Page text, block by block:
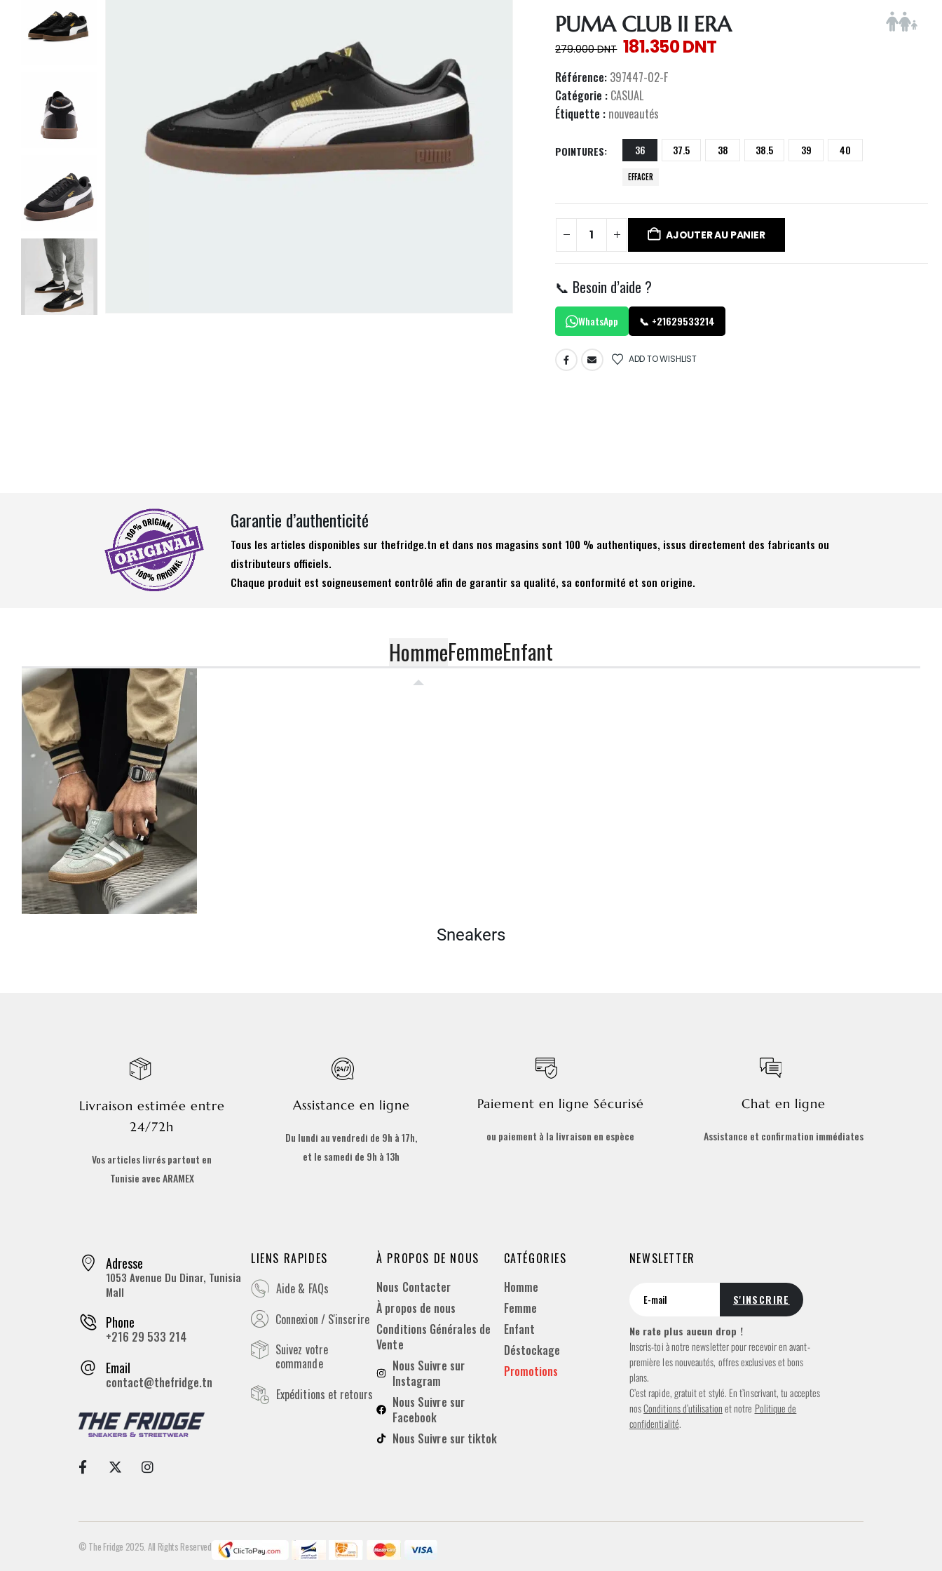
PUMA CLUB II ERA
279.000DNT 181.350DNT
Référence: 397447-02-F
Catégorie : CASUAL
Étiquette : nouveautés
POINTURES 36 37.5 38 38.5 39 40
EFFACER
AJOUTER AU PANIER
📞 Besoin d’aide ?
WhatsApp 📞 +21629533214
ADD TO WISHLIST
Garantie d’authenticité
Tous les articles disponibles sur thefridge.tn et dans nos magasins sont 100 % authentiques, issus directement des fabricants ou
distributeurs officiels.
Chaque produit est soigneusement contrôlé afin de garantir sa qualité, sa conformité et son origine.
HommeFemmeEnfant
Sneakers
Livraison estimée entre
24/72h
Vos articles livrés partout en
Tunisie avec ARAMEX
Assistance en ligne
Du lundi au vendredi de 9h à 17h,
et le samedi de 9h à 13h
Paiement en ligne Sécurisé
ou paiement à la livraison en espèce
Chat en ligne
Assistance et confirmation immédiates
Adresse
1053 Avenue Du Dinar, Tunisia
Mall
Phone
+216 29 533 214
Email
contact@thefridge.tn
LIENS RAPIDES
Aide & FAQs
Connexion / S'inscrire
Suivez votre
commande
Expéditions et retours
À PROPOS DE NOUS
Nous Contacter
À propos de nous
Conditions Générales de
Vente
Nous Suivre sur
Instagram
Nous Suivre sur
Facebook
Nous Suivre sur tiktok
CATÉGORIES
Homme
Femme
Enfant
Déstockage
Promotions
NEWSLETTER
Ne rate plus aucun drop !
Inscris-toi à notre newsletter pour recevoir en avant-
première les nouveautés, offres exclusives et bons
plans.
C’est rapide, gratuit et stylé. En t’inscrivant, tu acceptes
nosConditions d’utilisationet notre Politique de
confidentialité.
© The Fridge 2025. All Rights Reserved